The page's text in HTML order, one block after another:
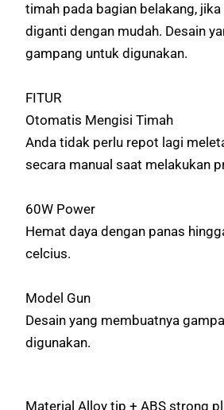
timah pada bagian belakang,
diganti dengan mudah. Desain
gampang untuk digunakan.
FITUR
Otomatis Mengisi Timah
Anda tidak perlu repot lagi
secara manual saat melakukan
60W Power
Hemat daya dengan panas
celcius.
Model Gun
Desain yang membuatnya
digunakan.
Material Alloy tip + ABS strong